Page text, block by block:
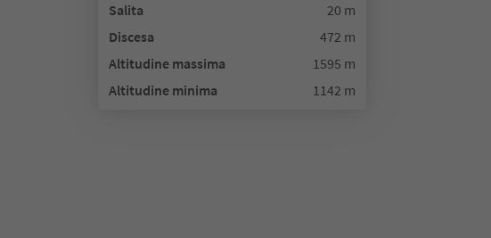
Salita
20 m
Discesa
472 m
Altitudine massima
1595 m
Altitudine minima
1142 m